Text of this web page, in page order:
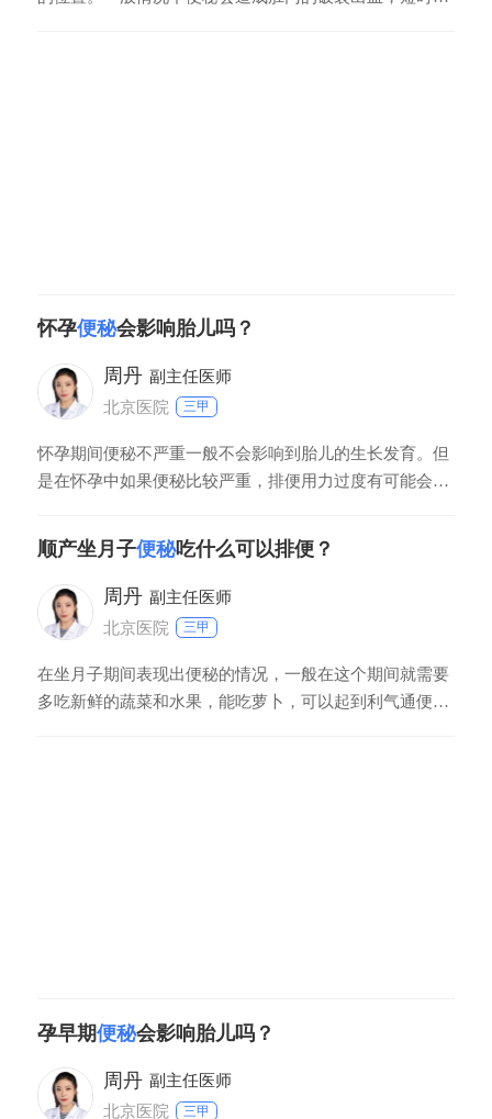
怀孕便秘会影响胎儿吗？
周丹 副主任医师
北京医院
三甲
怀孕期间便秘不严重一般不会影响到胎儿的生长发育。但
是在怀孕中如果便秘比较严重，排便用力过度有可能会造
新鲜的水果蔬菜，多喝水保持大便的通畅。平时可以多吃
一些香蕉、猕猴桃、草莓、芹菜、菠菜富含粗纤维的水果
和蔬菜，具有润肠通便的作用。
顺产坐月子便秘吃什么可以排便？
周丹 副主任医师
北京医院
三甲
在坐月子期间表现出便秘的情况，一般在这个期间就需要
多吃新鲜的蔬菜和水果，能吃萝卜，可以起到利气通便的
孕早期便秘会影响胎儿吗？
周丹 副主任医师
北京医院
三甲